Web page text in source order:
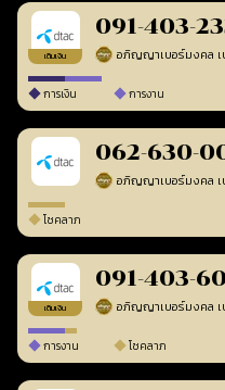
เติมเงิน
091-403-
การเงิน การงาน
062-630-
โชคลาภ
เติมเงิน
091-403-
การงาน โชคลาภ